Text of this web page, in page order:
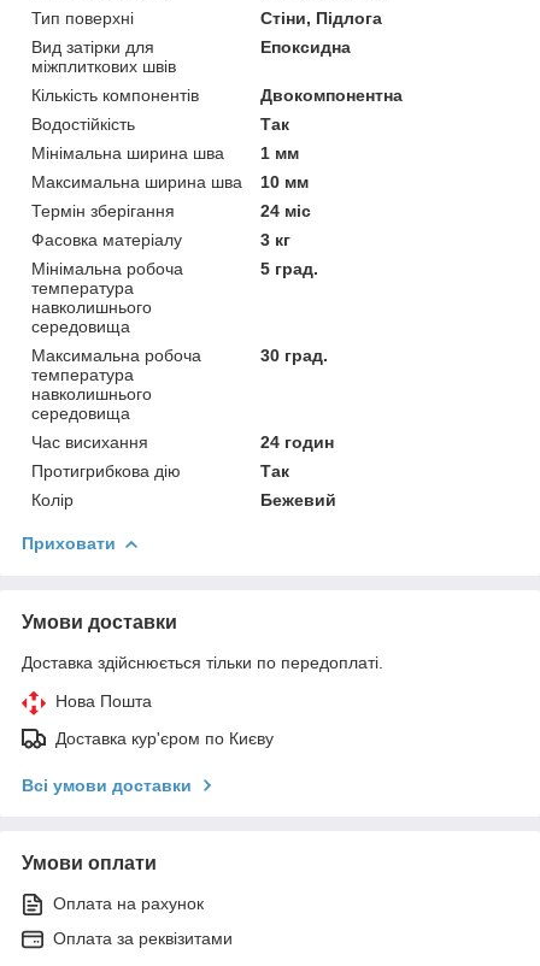
Тип поверхні
Стіни, Підлога
Вид затірки для
міжплиткових швів
Епоксидна
Кількість компонентів
Двокомпонентна
Водостійкість
Так
Мінімальна ширина шва
1 мм
Максимальна ширина шва
10 мм
Термін зберігання
24 міс
Фасовка матеріалу
3 кг
Мінімальна робоча
температура
навколишнього
середовища
5 град.
Максимальна робоча
температура
навколишнього
середовища
30 град.
Час висихання
24 годин
Протигрибкова дію
Так
Колір
Бежевий
Приховати
Умови доставки
Доставка здійснюється тільки по передоплаті.
Нова Пошта
Доставка кур'єром по Києву
Всі умови доставки
Умови оплати
Оплата на рахунок
Оплата за реквізитами